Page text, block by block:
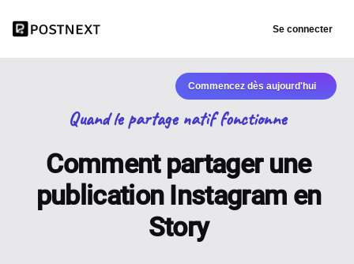
Se connecter
Commencez dès aujourd'hui
Quand le partage natif fonctionne
Comment partager une
publication Instagram en
Story